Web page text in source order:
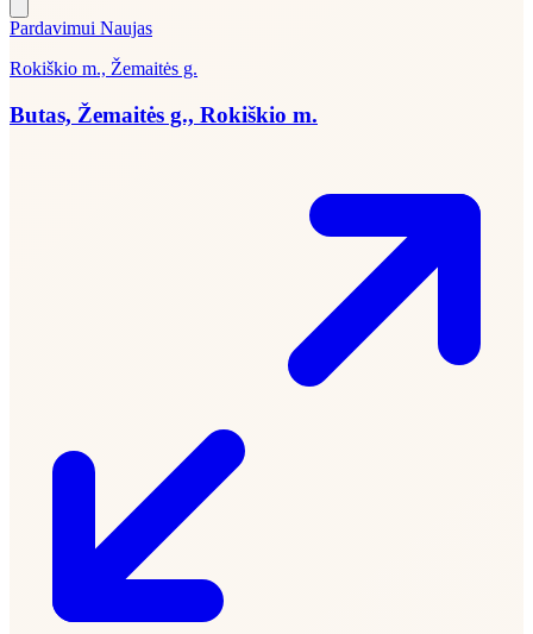
Pardavimui Naujas
Rokiškio m., Žemaitės g.
Butas, Žemaitės g., Rokiškio m.